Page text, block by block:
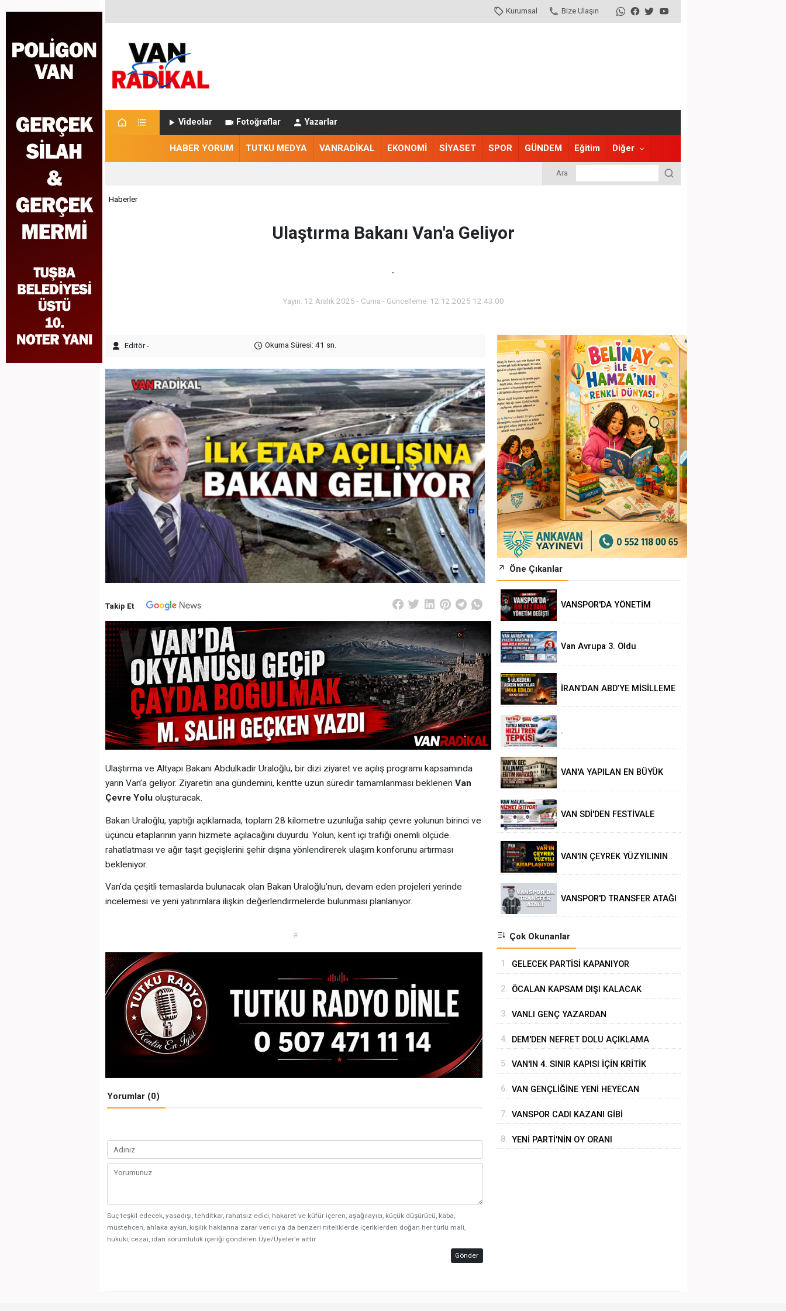
Kurumsal Bize Ulaşın
Videolar Fotoğraflar Yazarlar
HABER YORUM TUTKU MEDYA VANRADİKAL EKONOMİ SİYASET SPOR GÜNDEM Eğitim Diğer
Ara
Haberler
Ulaştırma Bakanı Van'a Geliyor
.
Yayın: 12 Aralık 2025 - Cuma - Güncelleme: 12.12.2025 12:43:00
Editör - Okuma Süresi: 41 sn.
Takip Et
Ulaştırma ve Altyapı Bakanı Abdulkadir Uraloğlu, bir dizi ziyaret ve açılış programı kapsamında
yarın Van’a geliyor. Ziyaretin ana gündemini, kentte uzun süredir tamamlanması beklenen Van
Çevre Yoluoluşturacak.
Bakan Uraloğlu, yaptığı açıklamada, toplam 28 kilometre uzunluğa sahip çevre yolunun birinci ve
üçüncü etaplarının yarın hizmete açılacağını duyurdu. Yolun, kent içi trafiği önemli ölçüde
rahatlatması ve ağır taşıt geçişlerini şehir dışına yönlendirerek ulaşım konforunu artırması
bekleniyor.
Van’da çeşitli temaslarda bulunacak olan Bakan Uraloğlu’nun, devam eden projeleri yerinde
incelemesi ve yeni yatırımlara ilişkin değerlendirmelerde bulunması planlanıyor.
#
Yorumlar (0)
Suç teşkil edecek, yasadışı, tehditkar, rahatsız edici, hakaret ve küfür içeren, aşağılayıcı, küçük düşürücü, kaba,
müstehcen, ahlaka aykırı, kişilik haklarına zarar verici ya da benzeri niteliklerde içeriklerden doğan her türlü mali,
hukuki, cezai, idari sorumluluk içeriği gönderen Üye/Üyeler’e aittir.
Gönder
Öne Çıkanlar
VANSPOR'DA YÖNETİM
Van Avrupa 3. Oldu
İRAN’DAN ABD’YE MİSİLLEME
.
VAN'A YAPILAN EN BÜYÜK
VAN SDİ'DEN FESTİVALE
VAN'IN ÇEYREK YÜZYILININ
VANSPOR'D TRANSFER ATAĞI
Çok Okunanlar
1. GELECEK PARTİSİ KAPANIYOR
2. ÖCALAN KAPSAM DIŞI KALACAK
3. VANLI GENÇ YAZARDAN
4. DEM'DEN NEFRET DOLU AÇIKLAMA
5. VAN'IN 4. SINIR KAPISI İÇİN KRİTİK
6. VAN GENÇLİĞİNE YENİ HEYECAN
7. VANSPOR CADI KAZANI GİBİ
8. YENİ PARTİ'NİN OY ORANI